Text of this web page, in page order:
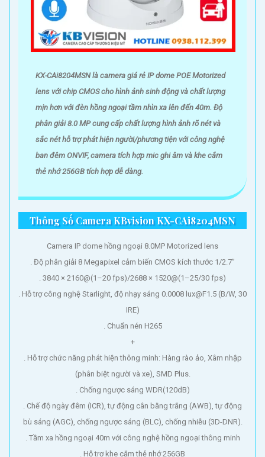
KX-CAi8204MSN là camera giá rẻ IP dome POE Motorized
lens với chip CMOS cho hình ảnh sinh động và chất lượng
mịn hơn với đèn hồng ngoại tầm nhìn xa lên đến 40m. Độ
phân giải 8.0 MP cung cấp chất lượng hình ảnh rõ nét và
sắc nét hỗ trợ phát hiện người/phương tiện với công nghệ
ban đêm ONVIF, camera tích hợp mic ghi âm và khe cắm
thẻ nhớ 256GB tích hợp dễ dàng.
Thông Số Camera KBvision KX-CAi8204MSN
Camera IP dome hồng ngoại 8.0MP Motorized lens
. Độ phân giải 8 Megapixel cảm biến CMOS kích thước 1/2.7”
. 3840 × 2160@(1–20 fps)/2688 × 1520@(1–25/30 fps)
. Hỗ trợ công nghệ Starlight, độ nhạy sáng 0.0008 lux@F1.5 (B/W, 30
IRE)
. Chuẩn nén H265
+
. Hỗ trợ chức năng phát hiện thông minh: Hàng rào ảo, Xâm nhập
(phân biệt người và xe), SMD Plus.
. Chống ngược sáng WDR(120dB)
. Chế độ ngày đêm (ICR), tự động cân bằng trắng (AWB), tự động
bù sáng (AGC), chống ngược sáng (BLC), chống nhiễu (3D-DNR).
. Tầm xa hồng ngoại 40m với công nghệ hồng ngoại thông minh
. Hỗ trợ khe cắm thẻ nhớ 256GB